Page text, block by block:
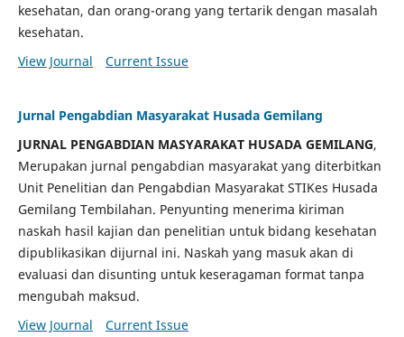
kesehatan, dan orang-orang yang tertarik dengan masalah
kesehatan.
View Journal
Current Issue
Jurnal Pengabdian Masyarakat Husada Gemilang
JURNAL PENGABDIAN MASYARAKAT HUSADA GEMILANG,
Merupakan jurnal pengabdian masyarakat yang diterbitkan
Unit Penelitian dan Pengabdian Masyarakat STIKes Husada
Gemilang Tembilahan. Penyunting menerima kiriman
naskah hasil kajian dan penelitian untuk bidang kesehatan
dipublikasikan dijurnal ini. Naskah yang masuk akan di
evaluasi dan disunting untuk keseragaman format tanpa
mengubah maksud.
View Journal
Current Issue